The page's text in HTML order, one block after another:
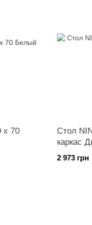
x 70
Стол
каркас
2 973 грн